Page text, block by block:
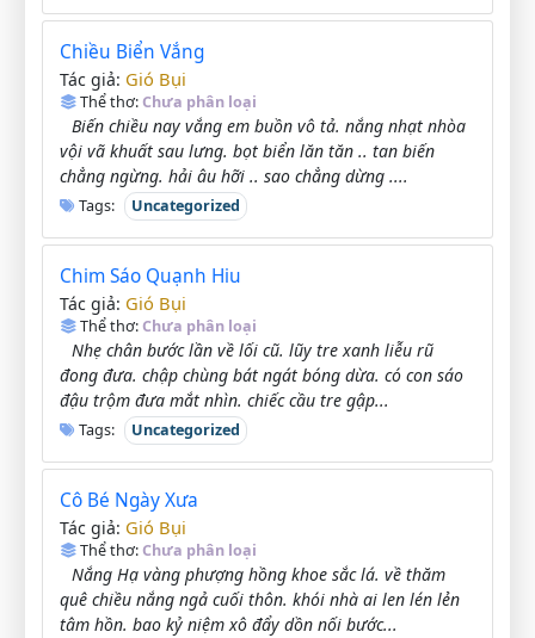
Chiều Biển Vắng
Tác giả: Gió Bụi
Thể thơ:Chưa phân loại
Biến chiều nay vắng em buồn vô tả. nắng nhạt nhòa
vội vã khuất sau lưng. bọt biển lăn tăn .. tan biến
chẳng ngừng. hải âu hỡi .. sao chẳng dừng ....
Tags: Uncategorized
Chim Sáo Quạnh Hiu
Tác giả: Gió Bụi
Thể thơ:Chưa phân loại
Nhẹ chân bước lần về lối cũ. lũy tre xanh liễu rũ
đong đưa. chập chùng bát ngát bóng dừa. có con sáo
đậu trộm đưa mắt nhìn. chiếc cầu tre gập...
Tags: Uncategorized
Cô Bé Ngày Xưa
Tác giả: Gió Bụi
Thể thơ:Chưa phân loại
Nắng Hạ vàng phượng hồng khoe sắc lá. về thăm
quê chiều nắng ngả cuối thôn. khói nhà ai len lén lẻn
tâm hồn. bao kỷ niệm xô đẩy dồn nối bước...